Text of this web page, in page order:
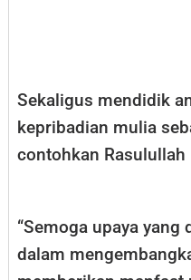
Sekaligus mendidik
kepribadian mulia
contohkan Rasulullah
“Semoga upaya
dalam